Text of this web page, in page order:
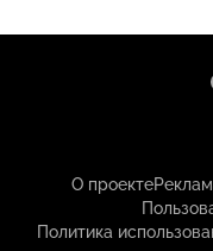
О проекте
Политика